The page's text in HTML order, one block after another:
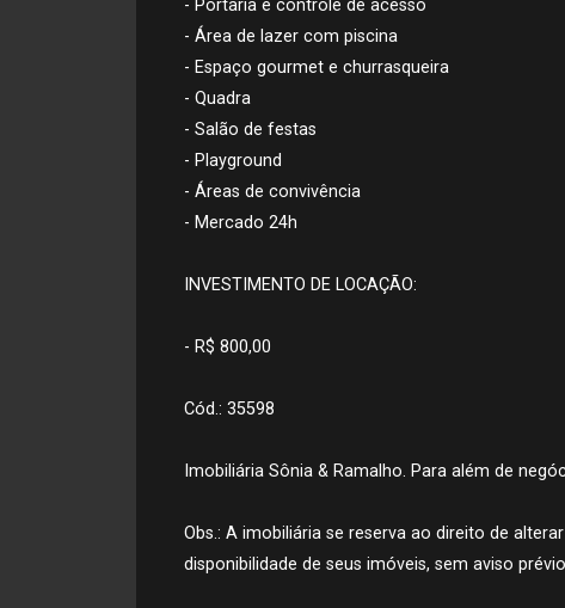
- Portaria e controle de acesso
- Área de lazer com piscina
- Espaço gourmet e churrasqueira
- Quadra
- Salão de festas
- Playground
- Áreas de convivência
- Mercado 24h
INVESTIMENTO DE LOCAÇÃO:
- R$ 800,00
Cód.: 35598
Imobiliária Sônia & Ramalho. Para além de
Obs.: A imobiliária se reserva ao direito de
disponibilidade de seus imóveis, sem aviso